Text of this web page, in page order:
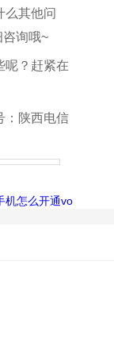
么其他问
询哦~
呢？赶紧在
：陕西电信
机怎么开通vo